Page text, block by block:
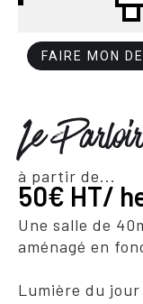
FAIRE MON
Le Parloir
à partir de...
50€ HT/
Une salle de
aménagé en
Lumière du jour